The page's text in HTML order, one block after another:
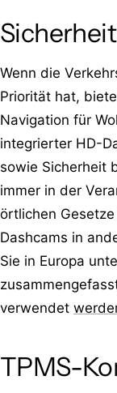
Wenn die
Priorität hat,
Navigation für
integrierter HD-
sowie Sicherheit
immer in der
örtlichen
Dashcams in
Sie in Europa
verwendet
TPMS-